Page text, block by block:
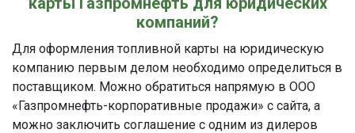
компаний?
Для оформления топливной карты на юридическую
компанию первым делом необходимо определиться в
поставщиком. Можно обратиться напрямую в ООО
«Газпромнефть-корпоративные продажи» с сайта, а
можно заключить соглашение с одним из дилеров